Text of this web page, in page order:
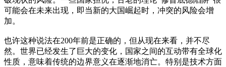
可能会在未来出现，即当新的大国崛起时，冲突的风险会增
加。
也许这种说法在200年前是正确的，但从现在来看，并不尽
然。世界已经发生了巨大的变化，国家之间的互动带有全球化
性质，意味着传统的边界意义在逐渐地消亡。特别是技术方面